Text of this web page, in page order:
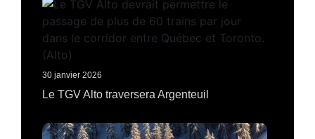
30 janvier 2026
Le TGV Alto traversera Argenteuil